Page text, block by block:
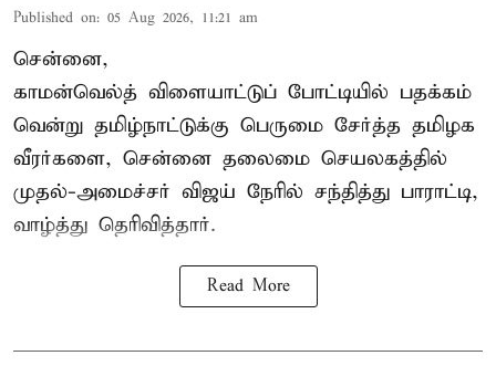
Published on: 05 Aug 2026, 11:21 am
சென்னை,
காமன்வெல்த் விளையாட்டுப் போட்டியில் பதக்கம்
வென்று தமிழ்நாட்டுக்கு பெருமை சேர்த்த தமிழக
வீரர்களை, சென்னை தலைமை செயலகத்தில்
முதல்-அமைச்சர் விஜய் நேரில் சந்தித்து பாராட்டி,
வாழ்த்து தெரிவித்தார்.
Read More